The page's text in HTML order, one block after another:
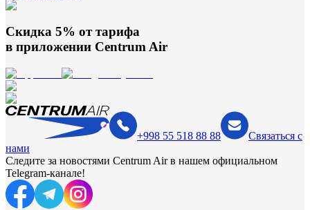
Скидка 5% от тарифа
в приложении Centrum Air
+998 55 518 88 88
Связаться с
нами
Следите за новостями Centrum Air в нашем официальном
Telegram-канале!